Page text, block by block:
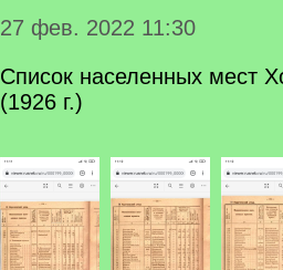
27 фев. 2022 11:30
Список населенных мест
(1926 г.)